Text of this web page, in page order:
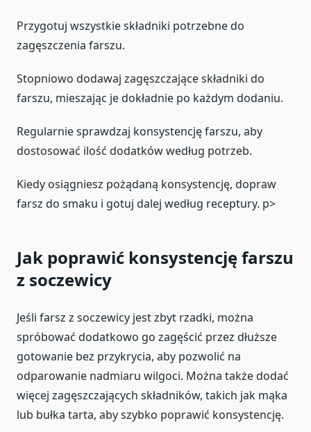
Przygotuj wszystkie składniki potrzebne do
zagęszczenia farszu.
Stopniowo dodawaj zagęszczające składniki do
farszu, mieszając je dokładnie po każdym dodaniu.
Regularnie sprawdzaj konsystencję farszu, aby
dostosować ilość dodatków według potrzeb.
Kiedy osiągniesz pożądaną konsystencję, dopraw
farsz do smaku i gotuj dalej według receptury. p>
Jak poprawić konsystencję farszu
z soczewicy
Jeśli farsz z soczewicy jest zbyt rzadki, można
spróbować dodatkowo go zagęścić przez dłuższe
gotowanie bez przykrycia, aby pozwolić na
odparowanie nadmiaru wilgoci. Można także dodać
więcej zagęszczających składników, takich jak mąka
lub bułka tarta, aby szybko poprawić konsystencję.